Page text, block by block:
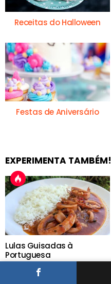
Receitas do Halloween
Festas de Aniversário
EXPERIMENTA TAMBÉM!
Lulas Guisadas à
Portuguesa